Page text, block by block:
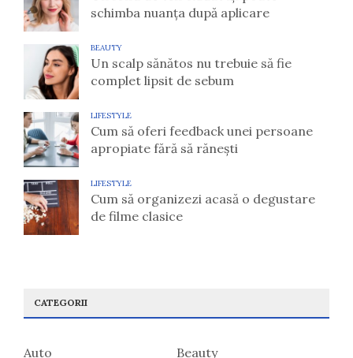
schimba nuanța după aplicare
BEAUTY
Un scalp sănătos nu trebuie să fie
complet lipsit de sebum
LIFESTYLE
Cum să oferi feedback unei persoane
apropiate fără să rănești
LIFESTYLE
Cum să organizezi acasă o degustare
de filme clasice
CATEGORII
Auto Beauty